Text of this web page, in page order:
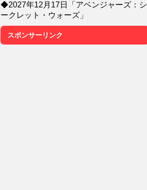
◆2027年12月17日「アベンジャーズ：シ
ークレット・ウォーズ」
スポンサーリンク